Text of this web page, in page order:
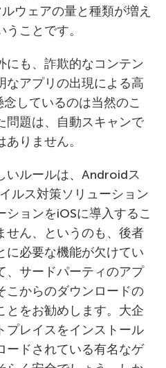
ウェアの量と種類が増え
ことです。
にも、詐欺的なコンテン
なアプリの出現による高
しているのは当然のこ
問題は、自動スキャンで
りません。
いルールは、Androidス
ルス対策ソリューション
ョンをiOSに導入するこ
せん、というのも、後者
に必要な機能が欠けてい
、サードパーティのアプ
こからのダウンロードの
とをお勧めします。大企
プレイスをインストール
ードされている有名なゲ